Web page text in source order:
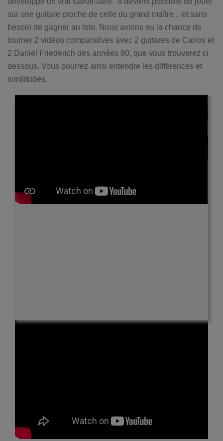
sur une guitare proche de celle du grand maître .. et sans
besoin de gagner au loto. Nous avions eu la chance de
tourner 2 vidéos comparatives avec 2 guitares de Carlos et
2 Daniel Friederich des années 80, que vous trouverez ci
dessous. Vous pourrez ainsi entendre les différences et
similitudes.